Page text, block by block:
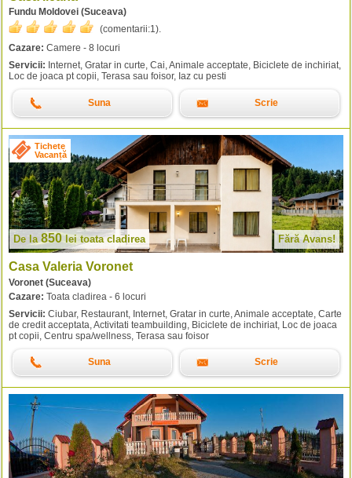
Fundu Moldovei (Suceava)
(comentarii:1).
Cazare: Camere - 8 locuri
Servicii: Internet, Gratar in curte, Cai, Animale acceptate, Biciclete de inchiriat,
Loc de joaca pt copii, Terasa sau foisor, Iaz cu pesti
Suna Scrie
Tichete
Vacanță
De la 850 lei toata cladirea Fără Avans!
Casa Valeria Voronet
Voronet (Suceava)
Cazare: Toata cladirea - 6 locuri
Servicii: Ciubar, Restaurant, Internet, Gratar in curte, Animale acceptate, Carte
de credit acceptata, Activitati teambuilding, Biciclete de inchiriat, Loc de joaca
pt copii, Centru spa/wellness, Terasa sau foisor
Suna Scrie